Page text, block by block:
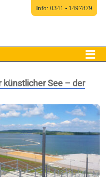
See – der
Info: 0341 - 1497879